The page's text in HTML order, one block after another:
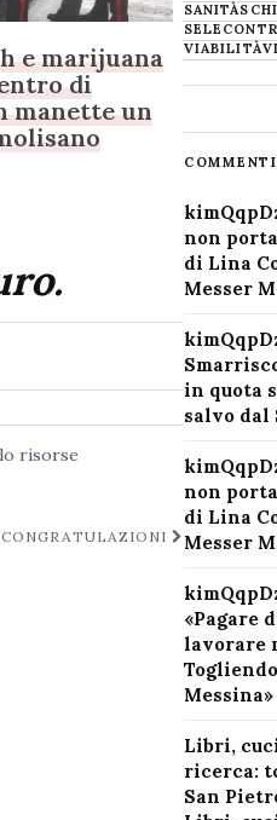
e marijuana
di
manette un
risorse
SANITÀ
VIABILITÀ
non
di Lina
Messer
in quota
salvo dal
non
di Lina
Messer
«Pagare
lavorare
Messina»
Libri,
ricerca:
San